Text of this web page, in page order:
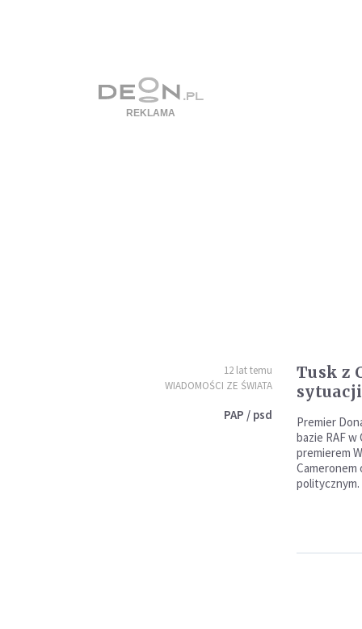
12 lat temu
WIADOMOŚCI ZE ŚWIATA
PAP / psd
Tusk z
Premier
bazie RAF w
premierem
Cameronem
politycznym.